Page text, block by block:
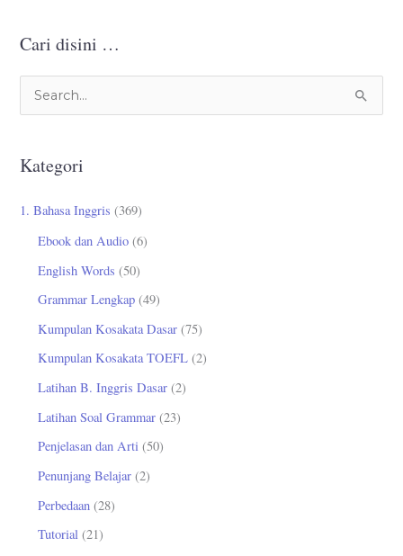
Cari disini …
i
u
Kategori
1. Bahasa Inggris (369)
Ebook dan Audio (6)
English Words (50)
Grammar Lengkap (49)
Kumpulan Kosakata Dasar (75)
Kumpulan Kosakata TOEFL (2)
Latihan B. Inggris Dasar (2)
Latihan Soal Grammar (23)
Penjelasan dan Arti (50)
Penunjang Belajar (2)
Perbedaan (28)
Tutorial (21)